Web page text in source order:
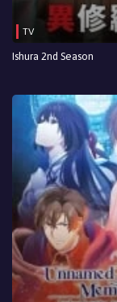
TV
Ishura 2nd Season